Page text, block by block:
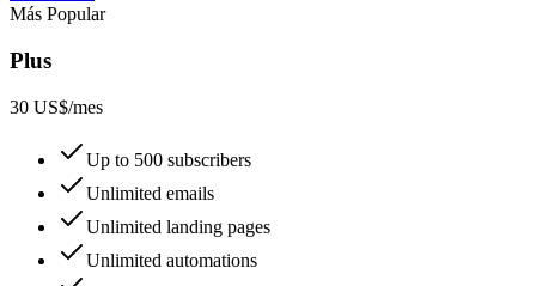
Más Popular
Plus
30 US$/mes
Up to 500 subscribers
Unlimited emails
Unlimited landing pages
Unlimited automations